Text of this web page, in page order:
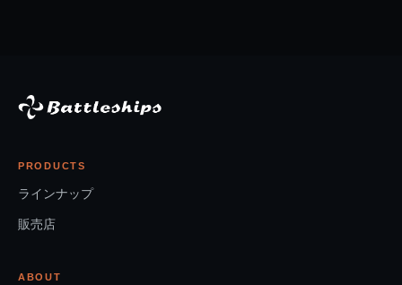
PRODUCTS
ラインナップ
販売店
ABOUT